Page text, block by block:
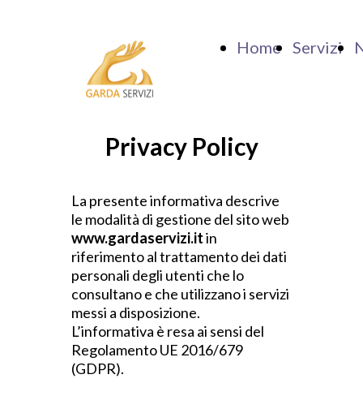
Home Servizi
Privacy Policy
La presente informativa descrive
le modalità di gestione del sito web
www.gardaservizi.itin
riferimento al trattamento dei dati
personali degli utenti che lo
consultano e che utilizzano i servizi
messi a disposizione.
L’informativa è resa ai sensi del
Regolamento UE 2016/679
(GDPR).